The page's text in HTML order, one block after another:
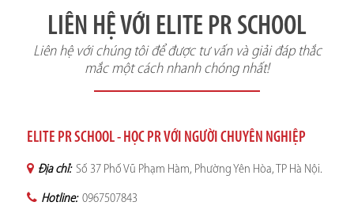
LIÊN HỆ VỚI ELITE PR SCHOOL
Liên hệ với chúng tôi để được tư vấn và giải đáp thắc
mắc một cách nhanh chóng nhất!
ELITE PR SCHOOL - HỌC PR VỚI NGƯỜI CHUYÊN NGHIỆP
Địa chỉ: Số 37 Phố Vũ Phạm Hàm, Phường Yên Hòa, TP Hà Nội.
Hotline: 0967507843